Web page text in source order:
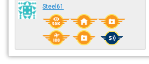
Steel61